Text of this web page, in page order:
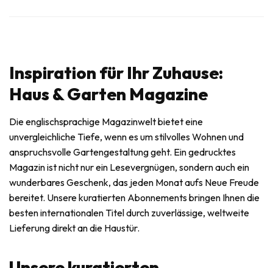
Inspiration für Ihr Zuhause:
Haus & Garten Magazine
Die englischsprachige Magazinwelt bietet eine
unvergleichliche Tiefe, wenn es um stilvolles Wohnen und
anspruchsvolle Gartengestaltung geht. Ein gedrucktes
Magazin ist nicht nur ein Lesevergnügen, sondern auch ein
wunderbares Geschenk, das jeden Monat aufs Neue Freude
bereitet. Unsere kuratierten Abonnements bringen Ihnen die
besten internationalen Titel durch zuverlässige, weltweite
Lieferung direkt an die Haustür.